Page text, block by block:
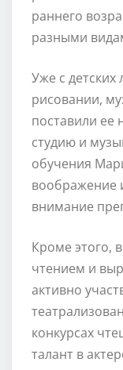
раннего
разными
Уже с детских
рисовании,
поставили ее
студию и
обучения
воображение
внимание
Кроме этого,
чтением и
активно
конкурсах
талант в